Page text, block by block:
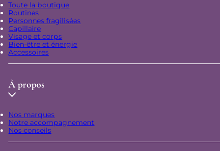
Toute la boutique
Routines
Personnes fragilisées
Capillaire
Visage et corps
Bien-être et énergie
Accessoires
À propos
Nos marques
Notre accompagnement
Nos conseils